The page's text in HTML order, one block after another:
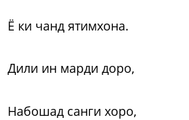
Ё ки чанд ятимхона.
Дили ин марди доро,
Набошад санги хоро,